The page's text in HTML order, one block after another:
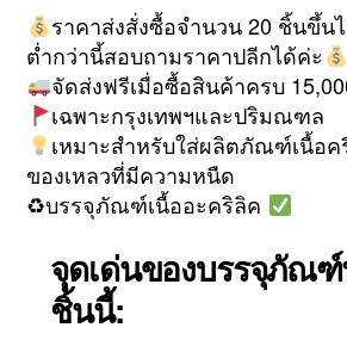
ราคาส่งสั่งซื้อจำนวน 20 ชิ้นขึ้น
ต่ำกว่านี้สอบถามราคาปลีกได้ค่ะ
จัดส่งฟรีเมื่อซื้อสินค้าครบ
เฉพาะกรุงเทพฯและปริมณฑล
เหมาะสำหรับใส่ผลิตภัณฑ์เนื้อค
ของเหลวที่มีความหนืด
♻บรรจุภัณฑ์เนื้ออะคริลิค
จุดเด่นของบรรจุภัณฑ์
ชิ้นนี้: